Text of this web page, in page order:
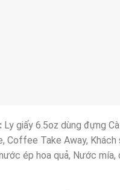
Ly giấy 6.5oz dùng đựng
Coffee Take Away, Khách
ép hoa quả, Nước mía,